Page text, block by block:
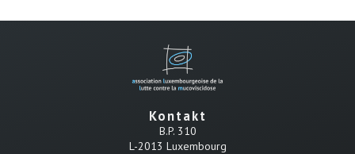
Kontakt
B.P. 310
L-2013 Luxembourg